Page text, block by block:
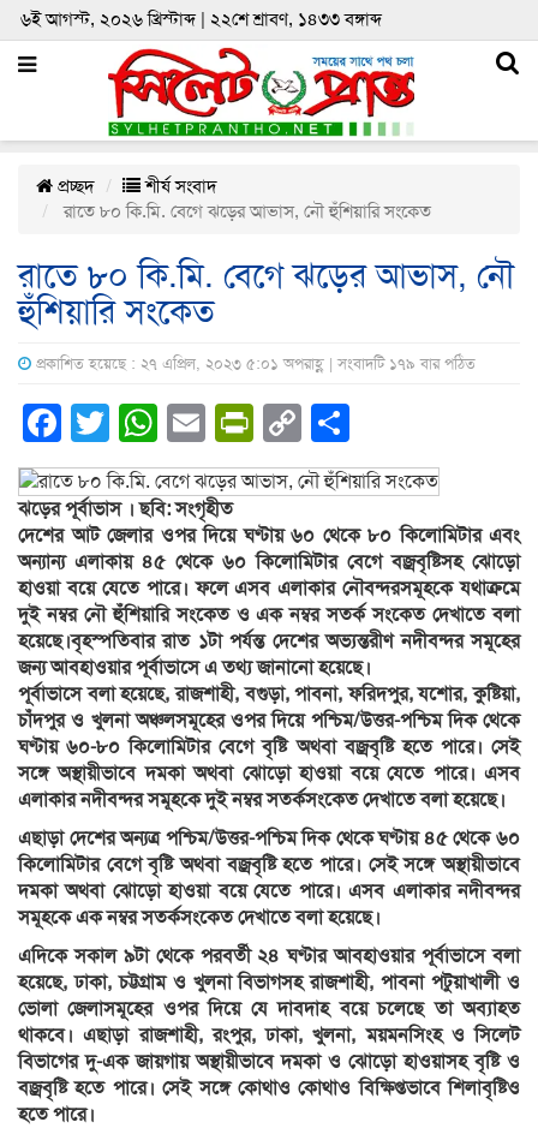
৬ই আগস্ট, ২০২৬ খ্রিস্টাব্দ | ২২শে শ্রাবণ, ১৪৩৩ বঙ্গাব্দ
প্রচ্ছদ
শীর্ষ সংবাদ
রাতে ৮০ কি.মি. বেগে ঝড়ের আভাস, নৌ হুঁশিয়ারি সংকেত
রাতে ৮০ কি.মি. বেগে ঝড়ের আভাস, নৌ
হুঁশিয়ারি সংকেত
প্রকাশিত হয়েছে : ২৭ এপ্রিল, ২০২৩ ৫:০১ অপরাহ্ণ | সংবাদটি ১৭৯ বার পঠিত
Facebook
Twitter
WhatsApp
EmailPrintFriendly
Copy
Link
ঝড়ের পূর্বাভাস । ছবি: সংগৃহীত
দেশের আট জেলার ওপর দিয়ে ঘণ্টায় ৬০ থেকে ৮০ কিলোমিটার এবং
অন্যান্য এলাকায় ৪৫ থেকে ৬০ কিলোমিটার বেগে বজ্রবৃষ্টিসহ ঝোড়ো
হাওয়া বয়ে যেতে পারে। ফলে এসব এলাকার নৌবন্দরসমূহকে যথাক্রমে
দুই নম্বর নৌ হুঁশিয়ারি সংকেত ও এক নম্বর সতর্ক সংকেত দেখাতে বলা
হয়েছে।বৃহস্পতিবার রাত ১টা পর্যন্ত দেশের অভ্যন্তরীণ নদীবন্দর সমূহের
জন্য আবহাওয়ার পূর্বাভাসে এ তথ্য জানানো হয়েছে।
পূর্বাভাসে বলা হয়েছে, রাজশাহী, বগুড়া, পাবনা, ফরিদপুর, যশোর, কুষ্টিয়া,
চাঁদপুর ও খুলনা অঞ্চলসমূহের ওপর দিয়ে পশ্চিম/উত্তর-পশ্চিম দিক থেকে
ঘণ্টায় ৬০-৮০ কিলোমিটার বেগে বৃষ্টি অথবা বজ্রবৃষ্টি হতে পারে। সেই
সঙ্গে অস্থায়ীভাবে দমকা অথবা ঝোড়ো হাওয়া বয়ে যেতে পারে। এসব
এলাকার নদীবন্দর সমূহকে দুই নম্বর সতর্কসংকেত দেখাতে বলা হয়েছে।
এছাড়া দেশের অন্যত্র পশ্চিম/উত্তর-পশ্চিম দিক থেকে ঘণ্টায় ৪৫ থেকে ৬০
কিলোমিটার বেগে বৃষ্টি অথবা বজ্রবৃষ্টি হতে পারে। সেই সঙ্গে অস্থায়ীভাবে
দমকা অথবা ঝোড়ো হাওয়া বয়ে যেতে পারে। এসব এলাকার নদীবন্দর
সমূহকে এক নম্বর সতর্কসংকেত দেখাতে বলা হয়েছে।
এদিকে সকাল ৯টা থেকে পরবর্তী ২৪ ঘণ্টার আবহাওয়ার পূর্বাভাসে বলা
হয়েছে, ঢাকা, চট্টগ্রাম ও খুলনা বিভাগসহ রাজশাহী, পাবনা পটুয়াখালী ও
ভোলা জেলাসমূহের ওপর দিয়ে যে দাবদাহ বয়ে চলেছে তা অব্যাহত
থাকবে। এছাড়া রাজশাহী, রংপুর, ঢাকা, খুলনা, ময়মনসিংহ ও সিলেট
বিভাগের দু-এক জায়গায় অস্থায়ীভাবে দমকা ও ঝোড়ো হাওয়াসহ বৃষ্টি ও
বজ্রবৃষ্টি হতে পারে। সেই সঙ্গে কোথাও কোথাও বিক্ষিপ্তভাবে শিলাবৃষ্টিও
হতে পারে।